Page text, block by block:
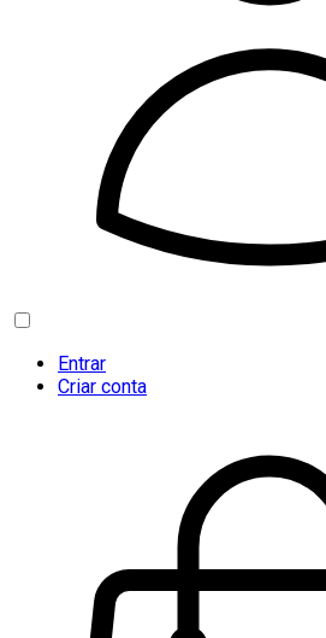
Entrar
Criar conta